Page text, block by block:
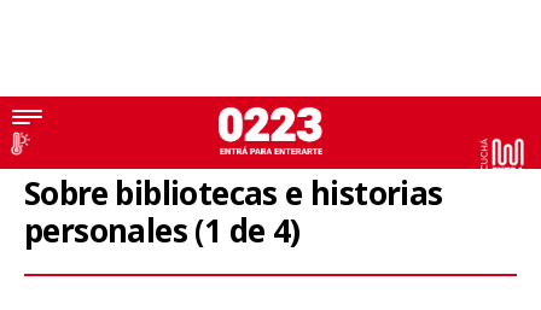
El Escribiente
Sobre bibliotecas e historias
personales (1 de 4)